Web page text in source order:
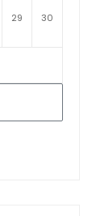
29 30